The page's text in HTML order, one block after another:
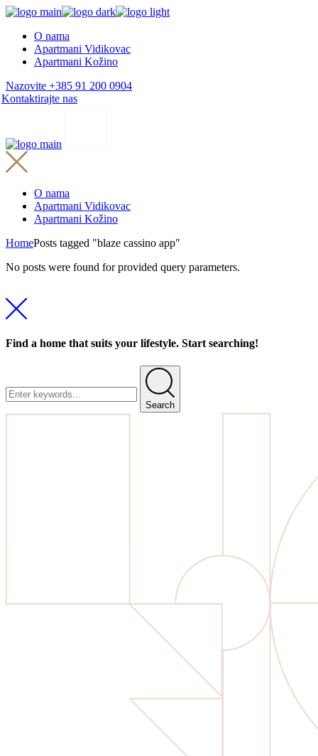
Skip
content
O nama
Apartmani Vidikovac
Apartmani Kožino
Nazovite +385 91 200 0904
Kontaktirajte nas
O nama
Apartmani Vidikovac
Apartmani Kožino
HomePosts tagged "blaze cassino app"
No posts were found for provided query parameters.
Find a home that suits your lifestyle. Start searching!
Search